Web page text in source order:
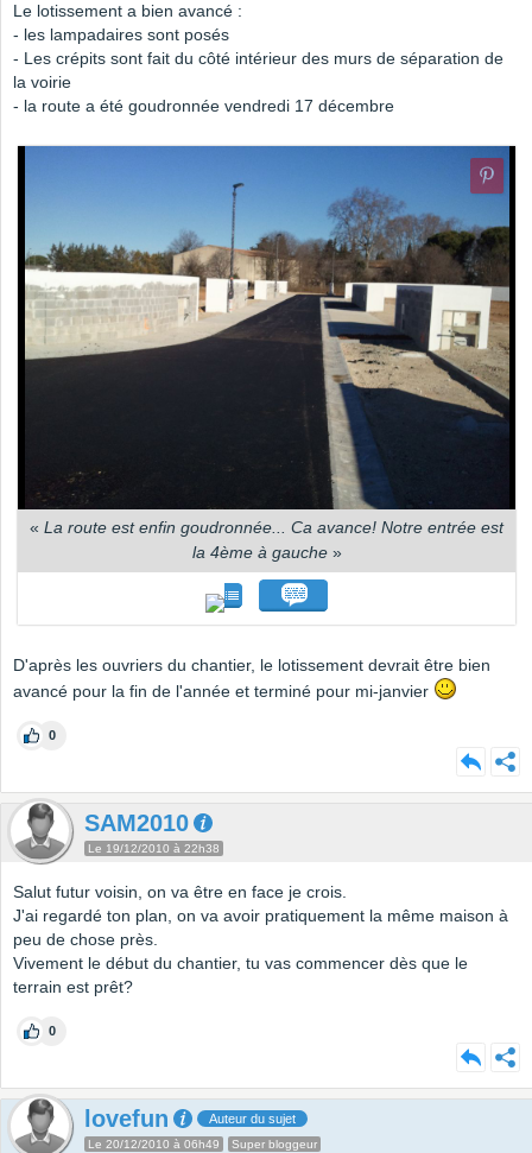
Le lotissement a bien avancé :
- les lampadaires sont posés
- Les crépits sont fait du côté intérieur des murs de séparation de
la voirie
- la route a été goudronnée vendredi 17 décembre
« La route est enfin goudronnée... Ca avance! Notre entrée est
la 4ème à gauche»
D'après les ouvriers du chantier, le lotissement devrait être bien
avancé pour la fin de l'année et terminé pour mi-janvier
0
SAM2010
Le 19/12/2010 à 22h38
Salut futur voisin, on va être en face je crois.
J'ai regardé ton plan, on va avoir pratiquement la même maison à
peu de chose près.
Vivement le début du chantier, tu vas commencer dès que le
terrain est prêt?
0
lovefun Auteur du sujet
Le 20/12/2010 à 06h49 Super bloggeur